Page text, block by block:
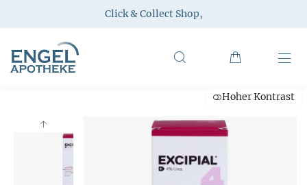
Click & Collect Shop,
Hoher Kontrast